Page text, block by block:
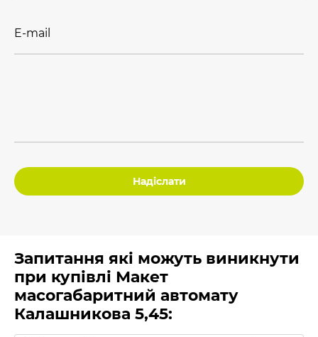
E-mail
Надіслати
Запитання які можуть виникнути
при купівлі Макет
масогабаритний автомату
Калашникова 5,45: